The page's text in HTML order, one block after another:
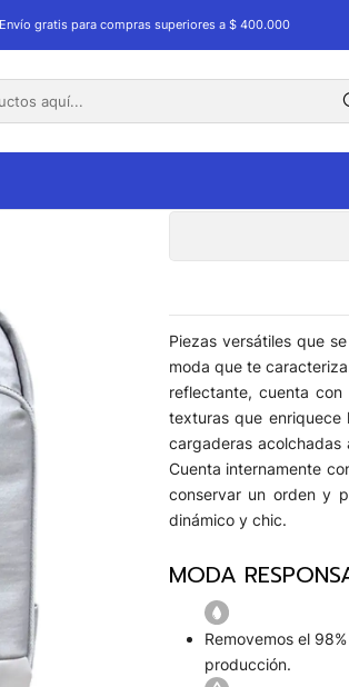
Envío gratis para compras superiores a $ 400.000
Ryn Manifiesto
Piezas versátiles que
moda que te
reflectante, cuenta
texturas que enriquece
cargaderas
Cuenta internamente
conservar un orden y
dinámico y chic.
MODA
Removemos el
producción.